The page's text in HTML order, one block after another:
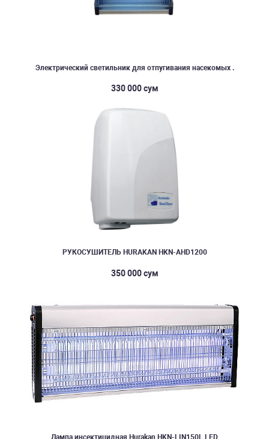
Электрический светильник для отпугивания насекомых .
330 000 сум
РУКОСУШИТЕЛЬ HURAKAN HKN-AHD1200
350 000 сум
Лампа инсектицидная Hurakan HKN-LIN150L LED